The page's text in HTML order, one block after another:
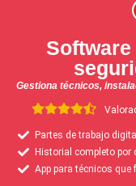
Gestiona técnicos,
Partes de trabajo
Historial completo por
App para técnicos